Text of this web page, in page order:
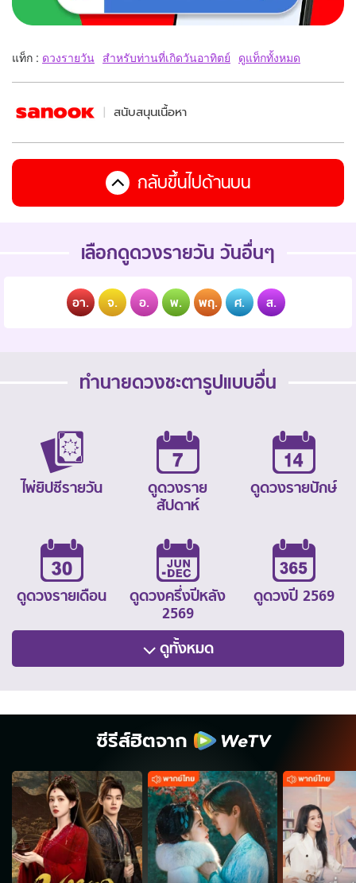
แท็ก : ดวงรายวัน สำหรับท่านที่เกิดวันอาทิตย์ ดูแท็กทั้งหมด
สนับสนุนเนื้อหา
กลับขึ้นไปด้านบน
เลือกดูดวงรายวัน วันอื่นๆ
อา. จ. อ. พ. พฤ. ศ. ส.
ทำนายดวงชะตารูปแบบอื่น
ไพ่ยิปซีรายวัน
ดูดวงราย
สัปดาห์
ดูดวงรายปักษ์
ดูดวงรายเดือน
ดูดวงครึ่งปีหลัง
2569
ดูดวงปี 2569
ดูทั้งหมด
ซีรีส์ฮิตจาก